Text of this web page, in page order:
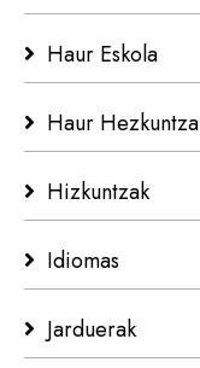
Haur Eskola
Haur Hezkuntza
Hizkuntzak
Idiomas
Jarduerak